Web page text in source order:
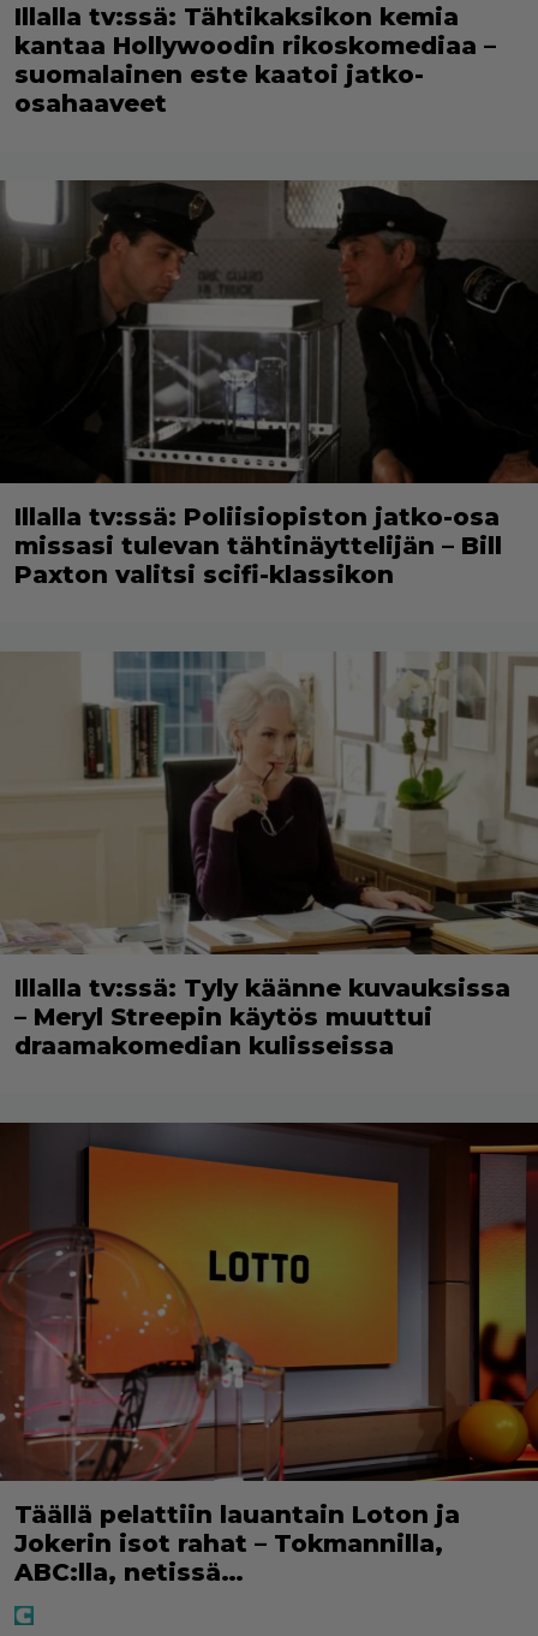
Illalla tv:ssä: Tähtikaksikon kemia
kantaa Hollywoodin rikoskomediaa –
suomalainen este kaatoi jatko-
osahaaveet
Illalla tv:ssä: Poliisiopiston jatko-osa
missasi tulevan tähtinäyttelijän – Bill
Paxton valitsi scifi-klassikon
Illalla tv:ssä: Tyly käänne kuvauksissa
– Meryl Streepin käytös muuttui
draamakomedian kulisseissa
Täällä pelattiin lauantain Loton ja
Jokerin isot rahat – Tokmannilla,
ABC:lla, netissä…